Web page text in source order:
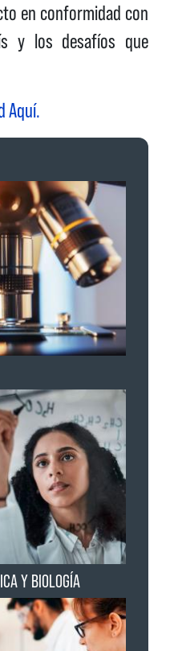
en conformidad con
y los desafíos que
Aquí.
Y BIOLOGÍA